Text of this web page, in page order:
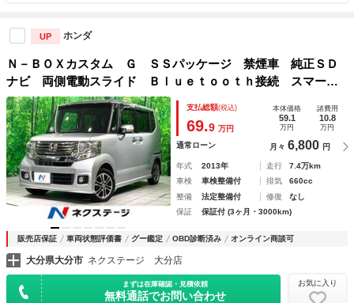
UP ホンダ
Ｎ－ＢＯＸカスタム Ｇ ＳＳパッケージ 禁煙車 純正ＳＤ
ナビ 両側電動スライド Ｂｌｕｅｔｏｏｔｈ接続 スマート
キー ＨＩＤヘッド 純正１４インチＡＷ オートエアコン
オートライト アイドリングストップ フォグランプ ＣＤ再
生
支払総額(税込)
69.9 万円
本体価格
59.1
万円
諸費用
10.8
万円
通常ローン 月々 6,800 円
年式 2013年 走行
7.4万km
車検
車検整備付 排気
660cc
整備
法定整備付 修復
なし
保証
保証付 (3ヶ月・3000km)
販売店保証 車両状態評価書 グー鑑定 OBD診断済み オンライン商談可
大分県大分市 ネクステージ 大分店
まずは在庫確認・見積依頼
無料通話でお問い合わせ
お気に入り